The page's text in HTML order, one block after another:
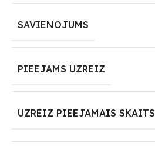
SAVIENOJUMS
PIEEJAMS UZREIZ
UZREIZ PIEEJAMAIS SKAITS